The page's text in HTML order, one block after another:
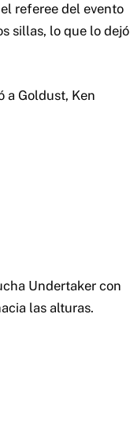
referee del evento
sillas, lo que lo dejó
a Goldust, Ken
Undertaker con
las alturas.